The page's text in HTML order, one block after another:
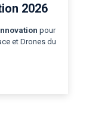
2026
pour
et Drones du